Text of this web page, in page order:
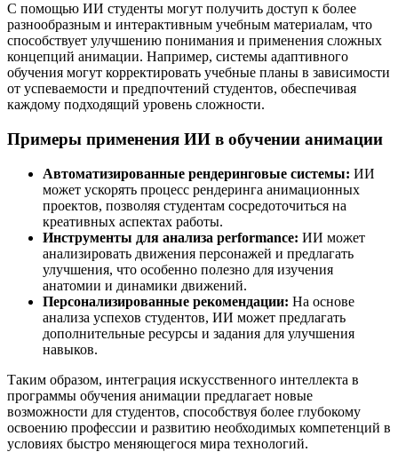
С помощью ИИ студенты могут получить доступ к более
разнообразным и интерактивным учебным материалам, что
способствует улучшению понимания и применения сложных
концепций анимации. Например, системы адаптивного
обучения могут корректировать учебные планы в зависимости
от успеваемости и предпочтений студентов, обеспечивая
каждому подходящий уровень сложности.
Примеры применения ИИ в обучении анимации
Автоматизированные рендеринговые системы: ИИ
может ускорять процесс рендеринга анимационных
проектов, позволяя студентам сосредоточиться на
креативных аспектах работы.
Инструменты для анализа performance: ИИ может
анализировать движения персонажей и предлагать
улучшения, что особенно полезно для изучения
анатомии и динамики движений.
Персонализированные рекомендации: На основе
анализа успехов студентов, ИИ может предлагать
дополнительные ресурсы и задания для улучшения
навыков.
Таким образом, интеграция искусственного интеллекта в
программы обучения анимации предлагает новые
возможности для студентов, способствуя более глубокому
освоению профессии и развитию необходимых компетенций в
условиях быстро меняющегося мира технологий.